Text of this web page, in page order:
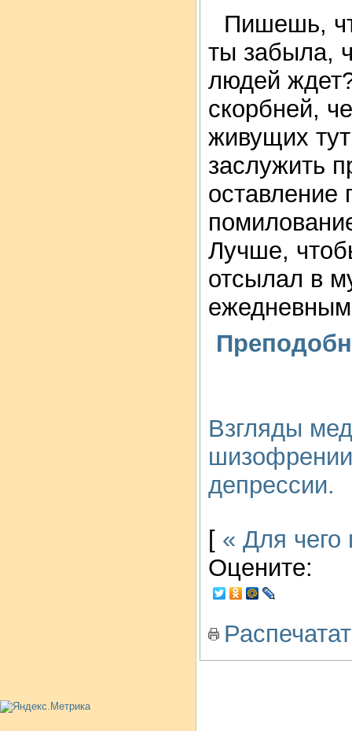
Пишешь,
ты забыла,
людей
скорбней,
живущих
заслужить
оставление
Лучше,
отсылал в
Взгляды
депрессии.
[ « Для
Оцените: